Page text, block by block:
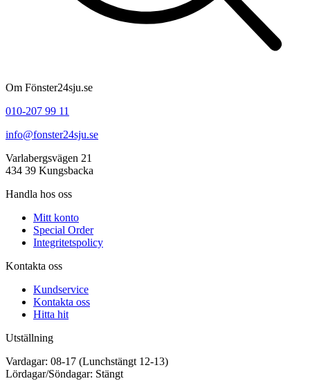
Om Fönster24sju.se
010-207 99 11
info@fonster24sju.se
Varlabergsvägen 21
434 39 Kungsbacka
Handla hos oss
Mitt konto
Special Order
Integritetspolicy
Kontakta oss
Kundservice
Kontakta oss
Hitta hit
Utställning
Vardagar: 08-17 (Lunchstängt 12-13)
Lördagar/Söndagar: Stängt